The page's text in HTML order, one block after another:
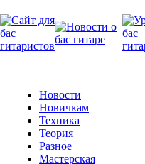
Новости
Новичкам
Техника
Теория
Разное
Мастерская